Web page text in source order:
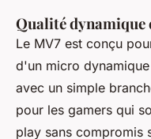
Qualité dynamique
Le MV7 est conçu
d'un micro
avec un simple
pour les gamers qui
play sans compromis